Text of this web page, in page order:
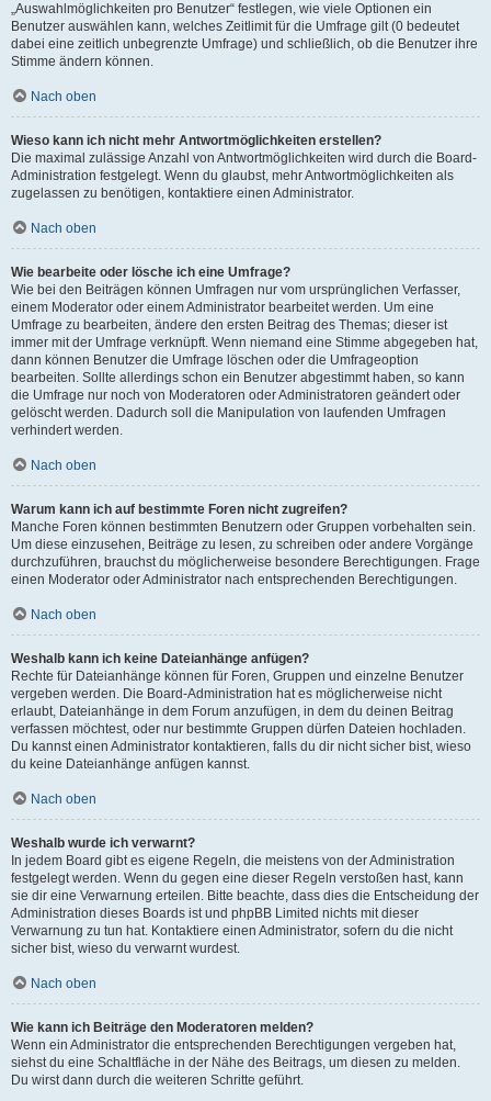
„Auswahlmöglichkeiten pro Benutzer“ festlegen, wie viele Optionen ein
Benutzer auswählen kann, welches Zeitlimit für die Umfrage gilt (0 bedeutet
dabei eine zeitlich unbegrenzte Umfrage) und schließlich, ob die Benutzer ihre
Stimme ändern können.
Nach oben
Wieso kann ich nicht mehr Antwortmöglichkeiten erstellen?
Die maximal zulässige Anzahl von Antwortmöglichkeiten wird durch die Board-
Administration festgelegt. Wenn du glaubst, mehr Antwortmöglichkeiten als
zugelassen zu benötigen, kontaktiere einen Administrator.
Nach oben
Wie bearbeite oder lösche ich eine Umfrage?
Wie bei den Beiträgen können Umfragen nur vom ursprünglichen Verfasser,
einem Moderator oder einem Administrator bearbeitet werden. Um eine
Umfrage zu bearbeiten, ändere den ersten Beitrag des Themas; dieser ist
immer mit der Umfrage verknüpft. Wenn niemand eine Stimme abgegeben hat,
dann können Benutzer die Umfrage löschen oder die Umfrageoption
bearbeiten. Sollte allerdings schon ein Benutzer abgestimmt haben, so kann
die Umfrage nur noch von Moderatoren oder Administratoren geändert oder
gelöscht werden. Dadurch soll die Manipulation von laufenden Umfragen
verhindert werden.
Nach oben
Warum kann ich auf bestimmte Foren nicht zugreifen?
Manche Foren können bestimmten Benutzern oder Gruppen vorbehalten sein.
Um diese einzusehen, Beiträge zu lesen, zu schreiben oder andere Vorgänge
durchzuführen, brauchst du möglicherweise besondere Berechtigungen. Frage
einen Moderator oder Administrator nach entsprechenden Berechtigungen.
Nach oben
Weshalb kann ich keine Dateianhänge anfügen?
Rechte für Dateianhänge können für Foren, Gruppen und einzelne Benutzer
vergeben werden. Die Board-Administration hat es möglicherweise nicht
erlaubt, Dateianhänge in dem Forum anzufügen, in dem du deinen Beitrag
verfassen möchtest, oder nur bestimmte Gruppen dürfen Dateien hochladen.
Du kannst einen Administrator kontaktieren, falls du dir nicht sicher bist, wieso
du keine Dateianhänge anfügen kannst.
Nach oben
Weshalb wurde ich verwarnt?
In jedem Board gibt es eigene Regeln, die meistens von der Administration
festgelegt werden. Wenn du gegen eine dieser Regeln verstoßen hast, kann
sie dir eine Verwarnung erteilen. Bitte beachte, dass dies die Entscheidung der
Administration dieses Boards ist und phpBB Limited nichts mit dieser
Verwarnung zu tun hat. Kontaktiere einen Administrator, sofern du die nicht
sicher bist, wieso du verwarnt wurdest.
Nach oben
Wie kann ich Beiträge den Moderatoren melden?
Wenn ein Administrator die entsprechenden Berechtigungen vergeben hat,
siehst du eine Schaltfläche in der Nähe des Beitrags, um diesen zu melden.
Du wirst dann durch die weiteren Schritte geführt.